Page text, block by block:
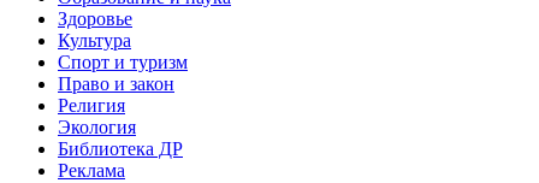
Здоровье
Культура
Спорт и туризм
Право и закон
Религия
Экология
Библиотека ДР
Реклама